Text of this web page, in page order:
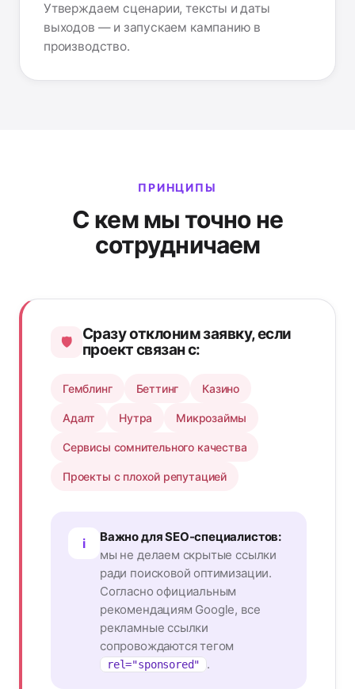
Утверждаем сценарии, тексты и даты
выходов — и запускаем кампанию в
производство.
ПРИНЦИПЫ
С кем мы точно не
сотрудничаем
🛡️
Сразу отклоним заявку, если
проект связан с:
Гемблинг Беттинг Казино
Адалт Нутра Микрозаймы
Сервисы сомнительного качества
Проекты с плохой репутацией
i
Важно для SEO-специалистов:
мы не делаем скрытые ссылки
ради поисковой оптимизации.
Согласно официальным
рекомендациям Google, все
рекламные ссылки
сопровождаются тегом
rel="sponsored" .